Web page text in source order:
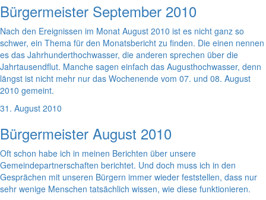
Bürgermeister September 2010
Nach den Ereignissen im Monat August 2010 ist es nicht ganz so
schwer, ein Thema für den Monatsbericht zu finden. Die einen nennen
es das Jahrhunderthochwasser, die anderen sprechen über die
Jahrtausendflut. Manche sagen einfach das Augusthochwasser, denn
längst ist nicht mehr nur das Wochenende vom 07. und 08. August
2010 gemeint.
31. August 2010
Bürgermeister August 2010
Oft schon habe ich in meinen Berichten über unsere
Gemeindepartnerschaften berichtet. Und doch muss ich in den
Gesprächen mit unseren Bürgern immer wieder feststellen, dass nur
sehr wenige Menschen tatsächlich wissen, wie diese funktionieren.